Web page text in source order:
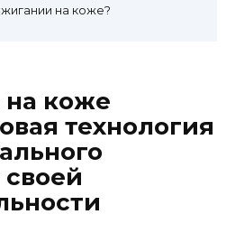
на коже?
на коже
технология